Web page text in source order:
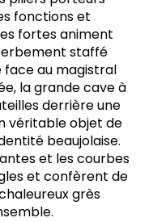
fonctions et
fortes animent
staffé
face au magistral
la grande cave à
derrière une
véritable objet de
beaujolaise.
et les courbes
et confèrent de
grès